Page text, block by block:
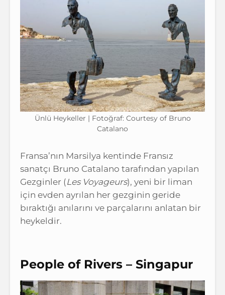
Ünlü Heykeller | Fotoğraf: Courtesy of Bruno
Catalano
Fransa’nın Marsilya kentinde Fransız
sanatçı Bruno Catalano tarafından yapılan
Gezginler (Les Voyageurs), yeni bir liman
için evden ayrılan her gezginin geride
bıraktığı anılarını ve parçalarını anlatan bir
heykeldir.
People of Rivers – Singapur